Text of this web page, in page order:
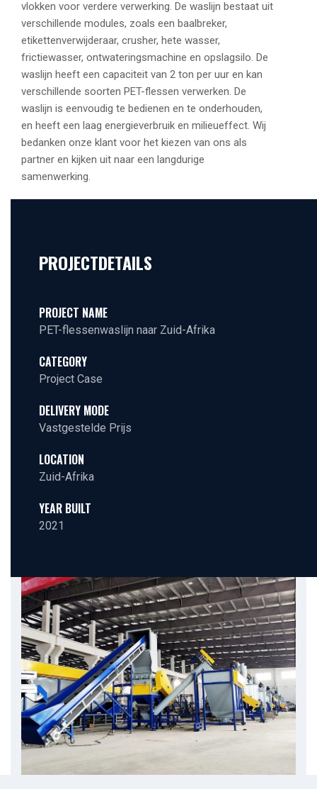
vlokken voor verdere verwerking. De waslijn bestaat uit
verschillende modules, zoals een baalbreker,
etikettenverwijderaar, crusher, hete wasser,
frictiewasser, ontwateringsmachine en opslagsilo. De
waslijn heeft een capaciteit van 2 ton per uur en kan
verschillende soorten PET-flessen verwerken. De
waslijn is eenvoudig te bedienen en te onderhouden,
en heeft een laag energieverbruik en milieueffect. Wij
bedanken onze klant voor het kiezen van ons als
partner en kijken uit naar een langdurige
samenwerking.
PROJECTDETAILS
PROJECT NAME
PET-flessenwaslijn naar Zuid-Afrika
CATEGORY
Project Case
DELIVERY MODE
Vastgestelde Prijs
LOCATION
Zuid-Afrika
YEAR BUILT
2021